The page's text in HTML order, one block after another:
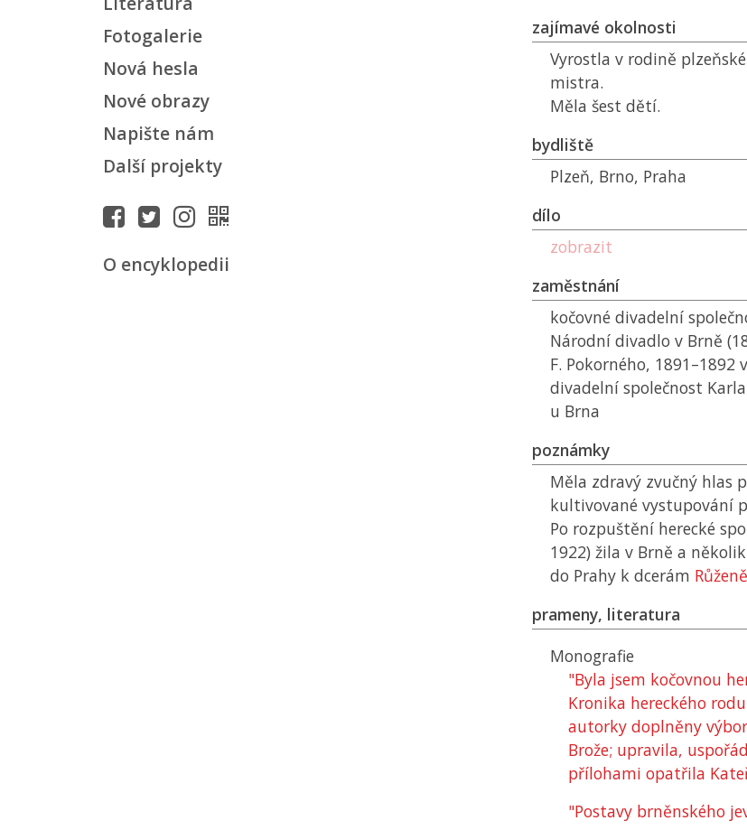
Fotogalerie
Nová hesla
Nové obrazy
Napište nám
Další projekty
O encyklopedii
zajímavé okolnosti
Vyrostla v rodině
mistra.
Měla šest dětí.
bydliště
Plzeň, Brno, Praha
dílo
zobrazit
zaměstnání
kočovné divadelní
Národní divadlo v Brně
F. Pokorného, 1891–1892
divadelní společnost
u Brna
poznámky
Měla zdravý zvučný hlas
kultivované vystupování
Po rozpuštění herecké
1922) žila v Brně a
do Prahy k dcerám Růženě
prameny, literatura
Monografie
"Byla jsem kočovnou
Kronika hereckého
autorky doplněny
Brože; upravila,
přílohami opatřila
"Postavy brněnského